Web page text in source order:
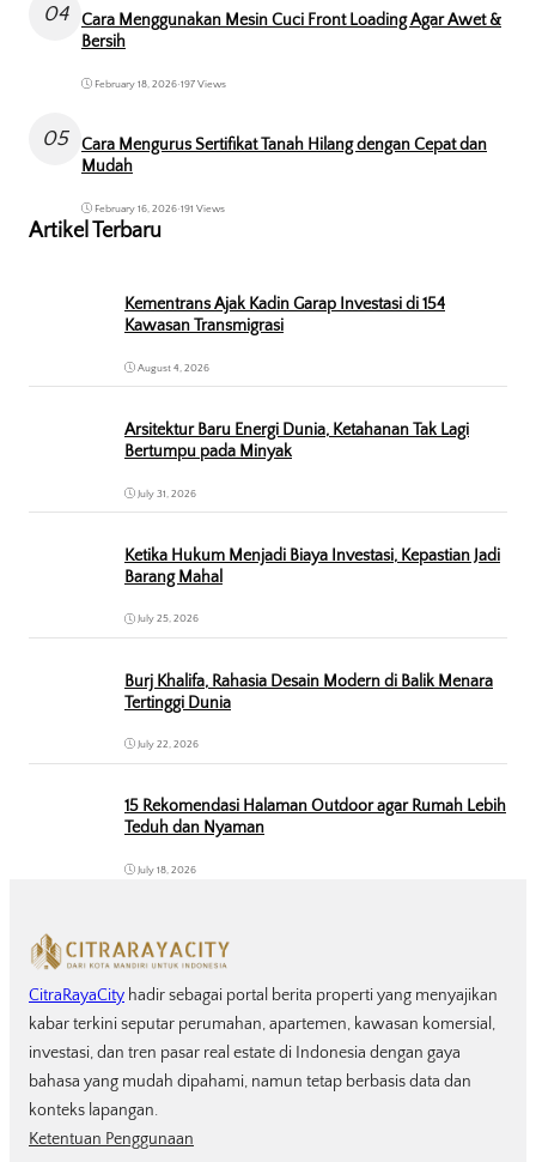
04
Cara Menggunakan Mesin Cuci Front Loading Agar Awet &
Bersih
February 18, 2026•197 Views
05
Cara Mengurus Sertifikat Tanah Hilang dengan Cepat dan
Mudah
February 16, 2026•191 Views
Artikel Terbaru
Kementrans Ajak Kadin Garap Investasi di 154
Kawasan Transmigrasi
August 4, 2026
Arsitektur Baru Energi Dunia, Ketahanan Tak Lagi
Bertumpu pada Minyak
July 31, 2026
Ketika Hukum Menjadi Biaya Investasi, Kepastian Jadi
Barang Mahal
July 25, 2026
Burj Khalifa, Rahasia Desain Modern di Balik Menara
Tertinggi Dunia
July 22, 2026
15 Rekomendasi Halaman Outdoor agar Rumah Lebih
Teduh dan Nyaman
July 18, 2026
CitraRayaCity hadir sebagai portal berita properti yang menyajikan
kabar terkini seputar perumahan, apartemen, kawasan komersial,
investasi, dan tren pasar real estate di Indonesia dengan gaya
bahasa yang mudah dipahami, namun tetap berbasis data dan
konteks lapangan.
Ketentuan Penggunaan